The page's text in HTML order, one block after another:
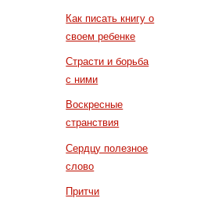
Как писать книгу о
своем ребенке
Страсти и борьба
с ними
Воскресные
странствия
Сердцу полезное
слово
Притчи